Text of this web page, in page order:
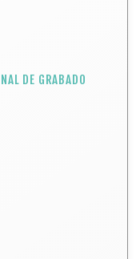
DE GRABADO